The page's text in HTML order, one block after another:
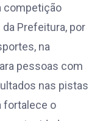
competição
Prefeitura, por
na
pessoas com
nas pistas
fortalece o